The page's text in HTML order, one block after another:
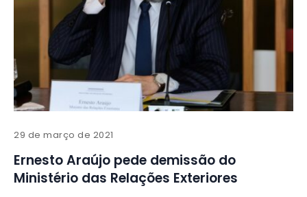
29 de março de 2021
Ernesto Araújo pede demissão do
Ministério das Relações Exteriores